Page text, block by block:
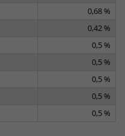
0,68 %
0,42 %
0,5 %
0,5 %
0,5 %
0,5 %
0,5 %